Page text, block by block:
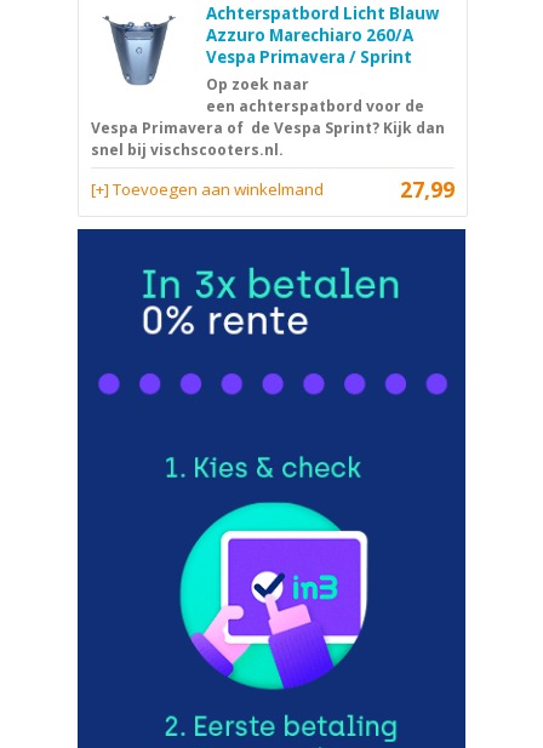
Achterspatbord Licht Blauw
Azzuro Marechiaro 260/A
Vespa Primavera / Sprint
Op zoek naar
een achterspatbord voor de
Vespa Primavera of de Vespa Sprint? Kijk dan
snel bij vischscooters.nl.
27,99
[+] Toevoegen aan winkelmand